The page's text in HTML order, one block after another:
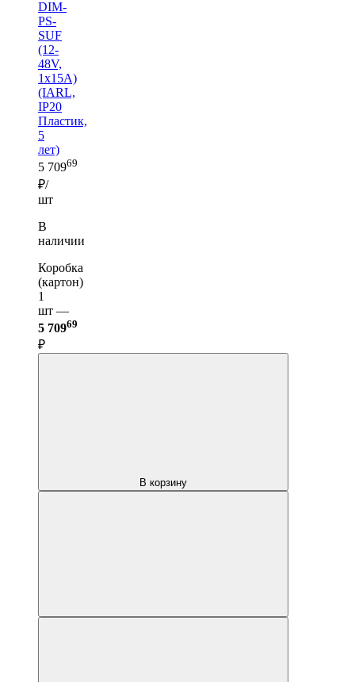
DIM-
PS-
SUF
(12-
48V,
1x15A)
(IARL,
IP20
Пластик,
5
лет)
5 70969
₽/
шт
В
наличии
Коробка
(картон)
1
шт —
5 70969
₽
В корзину